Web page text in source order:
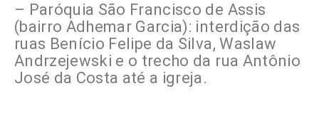
– Paróquia São Francisco de Assis
(bairro Adhemar Garcia): interdição das
ruas Benício Felipe da Silva, Waslaw
Andrzejewski e o trecho da rua Antônio
José da Costa até a igreja.